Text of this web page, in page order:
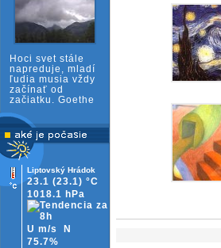
Hoci svet stále
napreduje, mladí
ľudia musia vždy
začínať od
začiatku. Goethe
Liptovský Hrádok
23.1 (23.1) °C
1018.1 hPa
U m/s
N
75.7%